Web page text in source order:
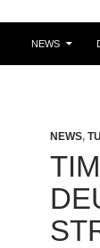
NEWS
NEWS,